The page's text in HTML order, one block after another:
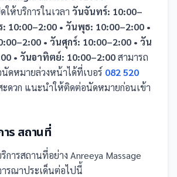
ให้บริการในเวลา วันจันทร์: 10:00–
: 10:00–2:00 • วันพุธ: 10:00–2:00 •
• วันศุกร์: 10:00–2:00 • วัน
• วันอาทิตย์: 10:00–2:00สามารถ
ดหมายล่วงหน้าได้ที่เบอร์ 082 520
ะดวก แนะนำให้ติดต่อนัดหมายก่อนเข้า
ร สถานที่
การสถานที่อย่าง Anreeya Massage
รณาประเด็นต่อไปนี้